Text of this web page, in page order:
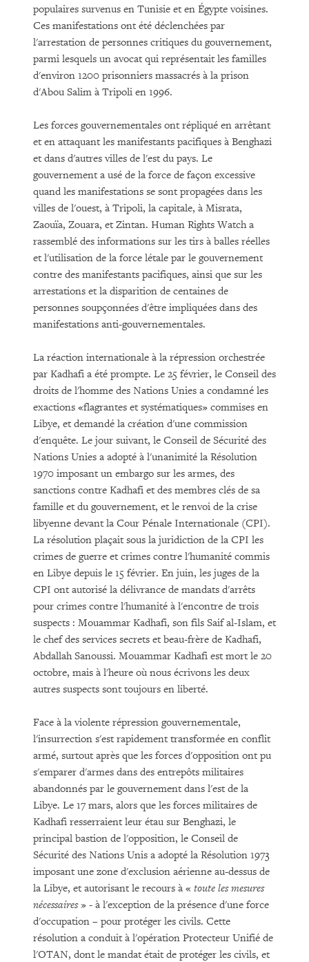
populaires survenus en Tunisie et en Égypte voisines.
Ces manifestations ont été déclenchées par
l'arrestation de personnes critiques du gouvernement,
parmi lesquels un avocat qui représentait les familles
d'environ 1200 prisonniers massacrés à la prison
d'Abou Salim à Tripoli en 1996.
Les forces gouvernementales ont répliqué en arrêtant
et en attaquant les manifestants pacifiques à Benghazi
et dans d'autres villes de l'est du pays. Le
gouvernement a usé de la force de façon excessive
quand les manifestations se sont propagées dans les
villes de l'ouest, à Tripoli, la capitale, à Misrata,
Zaouïa, Zouara, et Zintan. Human Rights Watch a
rassemblé des informations sur les tirs à balles réelles
et l'utilisation de la force létale par le gouvernement
contre des manifestants pacifiques, ainsi que sur les
arrestations et la disparition de centaines de
personnes soupçonnées d'être impliquées dans des
manifestations anti-gouvernementales.
La réaction internationale à la répression orchestrée
par Kadhafi a été prompte. Le 25 février, le Conseil des
droits de l'homme des Nations Unies a condamné les
exactions «flagrantes et systématiques» commises en
Libye, et demandé la création d'une commission
d'enquête. Le jour suivant, le Conseil de Sécurité des
Nations Unies a adopté à l'unanimité la Résolution
1970 imposant un embargo sur les armes, des
sanctions contre Kadhafi et des membres clés de sa
famille et du gouvernement, et le renvoi de la crise
libyenne devant la Cour Pénale Internationale (CPI).
La résolution plaçait sous la juridiction de la CPI les
crimes de guerre et crimes contre l'humanité commis
en Libye depuis le 15 février. En juin, les juges de la
CPI ont autorisé la délivrance de mandats d'arrêts
pour crimes contre l'humanité à l'encontre de trois
suspects : Mouammar Kadhafi, son fils Saif al-Islam, et
le chef des services secrets et beau-frère de Kadhafi,
Abdallah Sanoussi. Mouammar Kadhafi est mort le 20
octobre, mais à l'heure où nous écrivons les deux
autres suspects sont toujours en liberté.
Face à la violente répression gouvernementale,
l'insurrection s'est rapidement transformée en conflit
armé, surtout après que les forces d'opposition ont pu
s'emparer d'armes dans des entrepôts militaires
abandonnés par le gouvernement dans l'est de la
Libye. Le 17 mars, alors que les forces militaires de
Kadhafi resserraient leur étau sur Benghazi, le
principal bastion de l'opposition, le Conseil de
Sécurité des Nations Unis a adopté la Résolution 1973
imposant une zone d'exclusion aérienne au-dessus de
la Libye, et autorisant le recours à « toute les mesures
nécessaires» - à l'exception de la présence d'une force
d'occupation – pour protéger les civils. Cette
résolution a conduit à l'opération Protecteur Unifié de
l'OTAN, dont le mandat était de protéger les civils, et